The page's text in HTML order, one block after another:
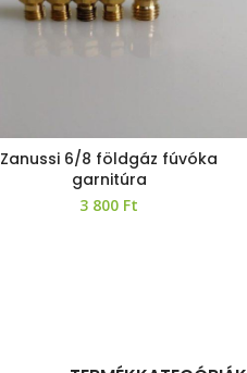
Zanussi 6/8 földgáz fúvóka
garnitúra
3 800 Ft